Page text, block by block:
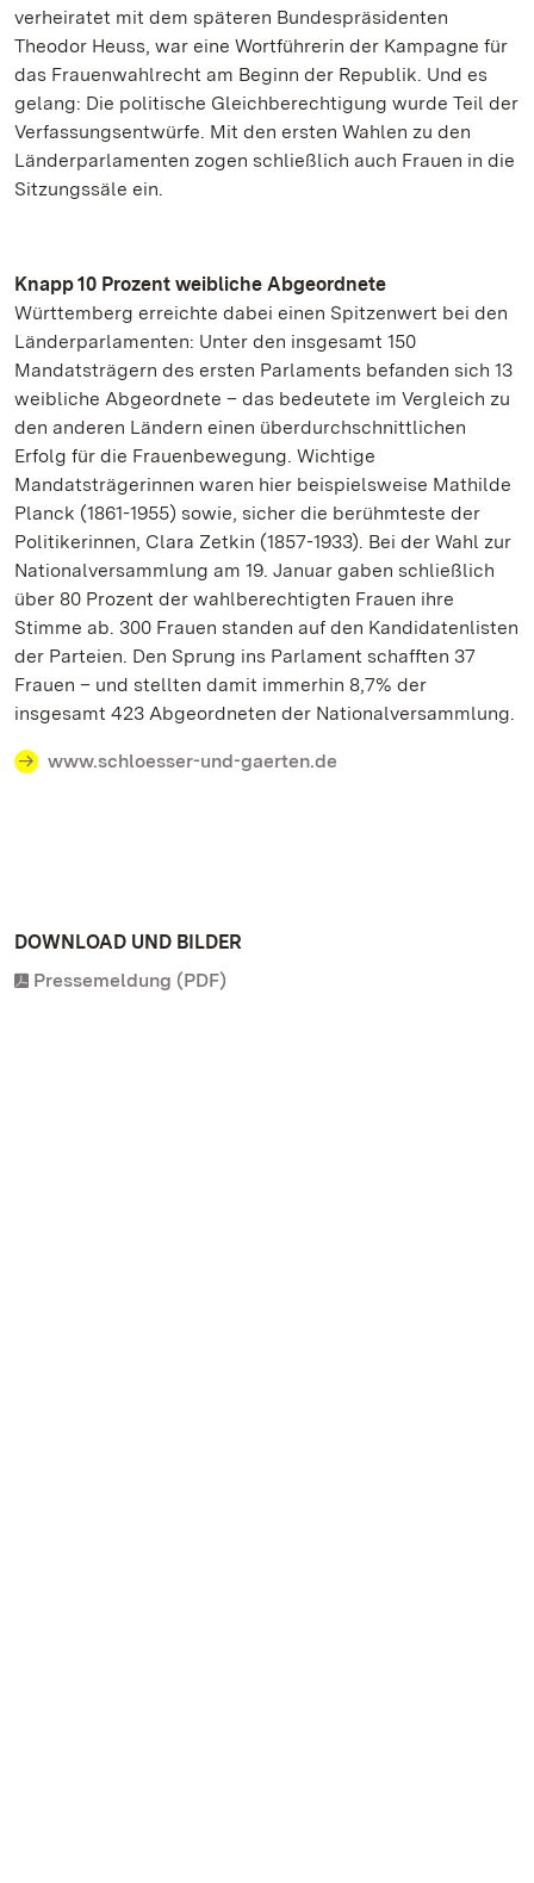
verheiratet mit dem späteren Bundespräsidenten
Theodor Heuss, war eine Wortführerin der Kampagne für
das Frauenwahlrecht am Beginn der Republik. Und es
gelang: Die politische Gleichberechtigung wurde Teil der
Verfassungsentwürfe. Mit den ersten Wahlen zu den
Länderparlamenten zogen schließlich auch Frauen in die
Sitzungssäle ein.
Knapp 10 Prozent weibliche Abgeordnete
Württemberg erreichte dabei einen Spitzenwert bei den
Länderparlamenten: Unter den insgesamt 150
Mandatsträgern des ersten Parlaments befanden sich 13
weibliche Abgeordnete – das bedeutete im Vergleich zu
den anderen Ländern einen überdurchschnittlichen
Erfolg für die Frauenbewegung. Wichtige
Mandatsträgerinnen waren hier beispielsweise Mathilde
Planck (1861-1955) sowie, sicher die berühmteste der
Politikerinnen, Clara Zetkin (1857-1933). Bei der Wahl zur
Nationalversammlung am 19. Januar gaben schließlich
über 80 Prozent der wahlberechtigten Frauen ihre
Stimme ab. 300 Frauen standen auf den Kandidatenlisten
der Parteien. Den Sprung ins Parlament schafften 37
Frauen – und stellten damit immerhin 8,7% der
insgesamt 423 Abgeordneten der Nationalversammlung.
www.schloesser-und-gaerten.de
DOWNLOAD UND BILDER
Pressemeldung (PDF)